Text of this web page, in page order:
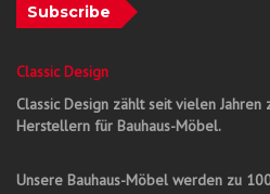
Subscribe
Classic Design
Classic Design zählt seit vielen
Herstellern für Bauhaus-Möbel.
Unsere Bauhaus-Möbel werden zu